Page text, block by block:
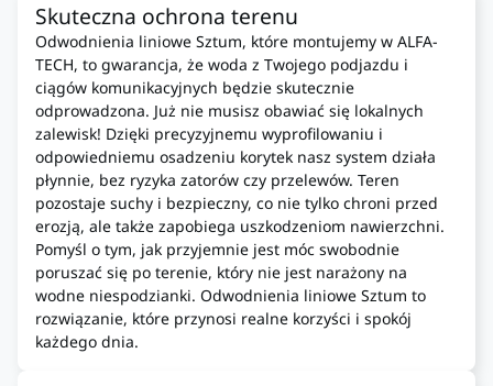
Skuteczna ochrona terenu
Odwodnienia liniowe Sztum, które montujemy w ALFA-
TECH, to gwarancja, że woda z Twojego podjazdu i
ciągów komunikacyjnych będzie skutecznie
odprowadzona. Już nie musisz obawiać się lokalnych
zalewisk! Dzięki precyzyjnemu wyprofilowaniu i
odpowiedniemu osadzeniu korytek nasz system działa
płynnie, bez ryzyka zatorów czy przelewów. Teren
pozostaje suchy i bezpieczny, co nie tylko chroni przed
erozją, ale także zapobiega uszkodzeniom nawierzchni.
Pomyśl o tym, jak przyjemnie jest móc swobodnie
poruszać się po terenie, który nie jest narażony na
wodne niespodzianki. Odwodnienia liniowe Sztum to
rozwiązanie, które przynosi realne korzyści i spokój
każdego dnia.